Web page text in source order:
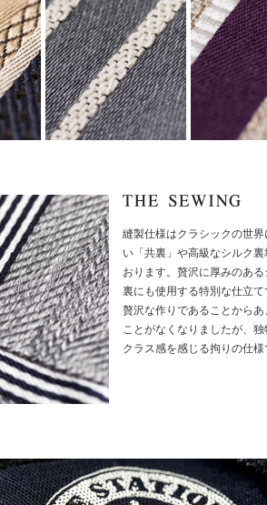
縫製仕様はクラシックの世界
い「共裏」や高級なシルク
おります。贅沢に厚みのあ
裏にも使用する特別な仕立て
贅沢な作りであることからあ
ことがなくなりましたが、独
クラス感を感じる拘りの仕様